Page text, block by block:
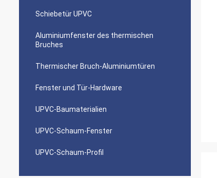
Schiebetür UPVC
Aluminiumfenster des thermischen
Bruches
Thermischer Bruch-Aluminiumtüren
Fenster und Tür-Hardware
UPVC-Baumaterialien
UPVC-Schaum-Fenster
UPVC-Schaum-Profil